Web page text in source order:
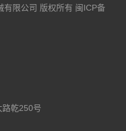
限公司 版权所有 闽ICP备
乾250号